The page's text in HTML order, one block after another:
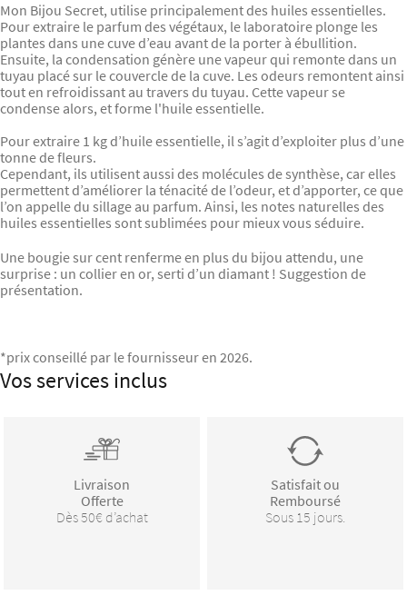
Mon Bijou Secret, utilise principalement des huiles essentielles.
Pour extraire le parfum des végétaux, le laboratoire plonge les
plantes dans une cuve d’eau avant de la porter à ébullition.
Ensuite, la condensation génère une vapeur qui remonte dans un
tuyau placé sur le couvercle de la cuve. Les odeurs remontent ainsi
tout en refroidissant au travers du tuyau. Cette vapeur se
condense alors, et forme l'huile essentielle.
Pour extraire 1 kg d’huile essentielle, il s’agit d’exploiter plus d’une
tonne de fleurs.
Cependant, ils utilisent aussi des molécules de synthèse, car elles
permettent d’améliorer la ténacité de l’odeur, et d’apporter, ce que
l’on appelle du sillage au parfum. Ainsi, les notes naturelles des
huiles essentielles sont sublimées pour mieux vous séduire.
Une bougie sur cent renferme en plus du bijou attendu, une
surprise : un collier en or, serti d’un diamant ! Suggestion de
présentation.
*prix conseillé par le fournisseur en 2026.
Vos services inclus
Livraison
Offerte
Dès 50€ d’achat
Satisfait ou
Remboursé
Sous 15 jours.